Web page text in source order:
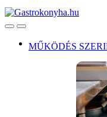
OpenClose
MŰKÖDÉS